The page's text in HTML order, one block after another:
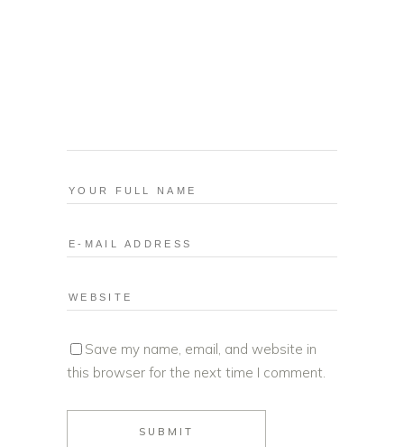
Save my name, email, and website in
this browser for the next time I comment.